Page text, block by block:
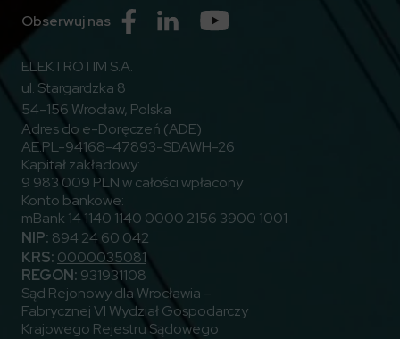
Obserwuj nas Przejdź do Facebook
Przejdź do Linkedin
ELEKTROTIM S.A.
ul. Stargardzka 8
54-156 Wrocław, Polska
Adres do e-Doręczeń (ADE)
AE:PL-94168-47893-SDAWH-26
Kapitał zakładowy:
9 983 009 PLN w całości wpłacony
Konto bankowe:
mBank 14 1140 1140 0000 2156 3900 1001
NIP: 894 24 60 042
KRS: 0000035081
REGON: 931931108
Sąd Rejonowy dla Wrocławia –
Fabrycznej VI Wydział Gospodarczy
Krajowego Rejestru Sądowego